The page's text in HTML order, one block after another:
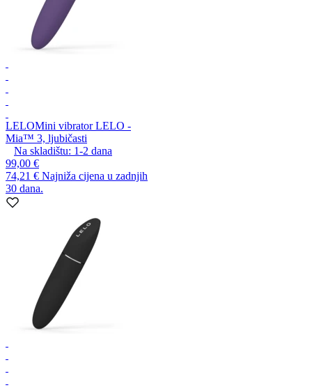
LELOMini vibrator LELO -
Mia™ 3, ljubičasti
Na skladištu: 1-2 dana
99,00 €
74,21 € Najniža cijena u zadnjih
30 dana.